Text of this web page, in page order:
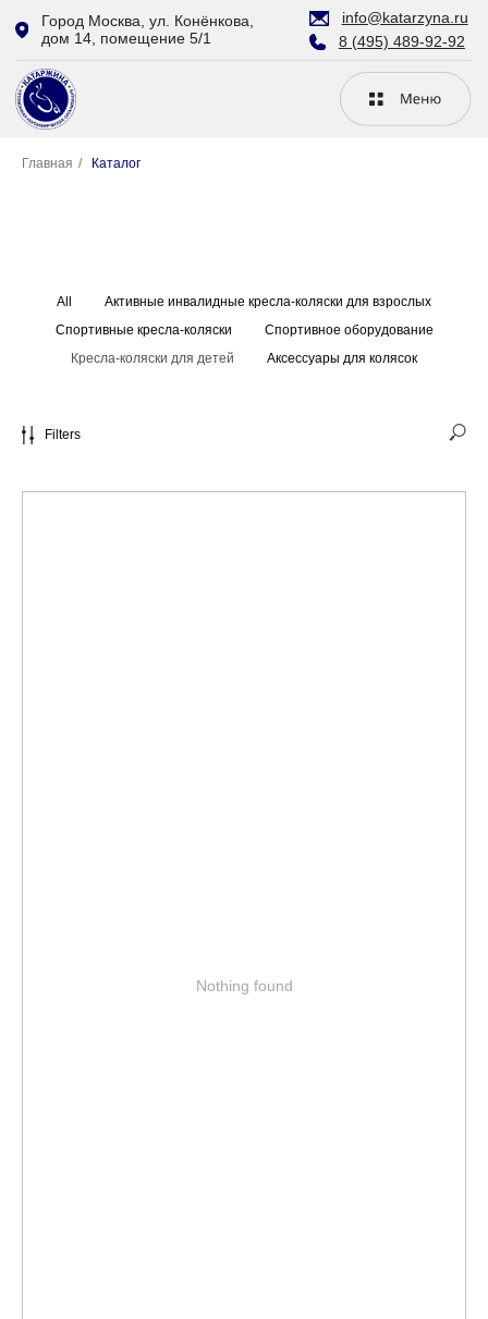
Город Москва, ул. Конёнкова,
дом 14, помещение 5/1
info@katarzyna.ru
8 (495) 489-92-92
Главная / Каталог
All
Активные инвалидные кресла-коляски для взрослых
Спортивные кресла-коляски
Спортивное оборудование
Кресла-коляски для детей
Аксессуары для колясок
Filters
Nothing found